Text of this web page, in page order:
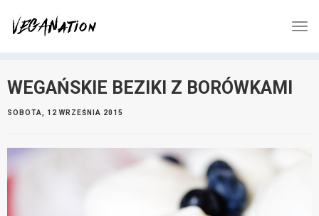
WEGAŃSKIE BEZIKI Z BORÓWKAMI
SOBOTA, 12 WRZEŚNIA 2015